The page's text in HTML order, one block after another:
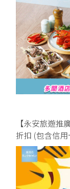
【永安旅遊
折扣 (包含信